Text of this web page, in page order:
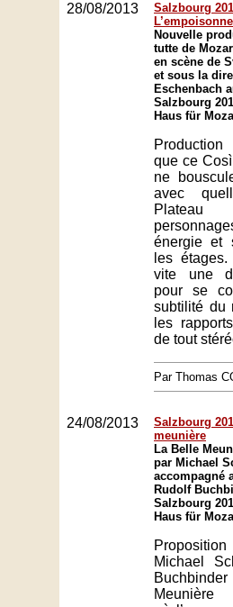
28/08/2013
Salzbourg
Nouvelle
tutte de
en scène de
et sous la
Eschenbach
Salzbourg
Haus für
que ce
ne
avec
Plateau
énergie et
les
vite une
pour se
subtilité du
les
de tout
Par Thomas
24/08/2013
Salzbourg
meunière
La Belle
par Michael
accompagné
Rudolf
Salzbourg
Haus für
Michael
Meunière